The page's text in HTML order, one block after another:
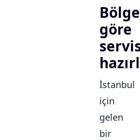
göre
İstanbul
için
gelen
bir